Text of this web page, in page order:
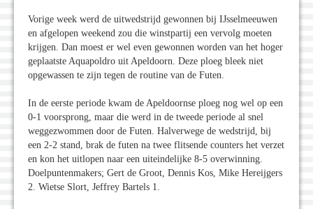
Vorige week werd de uitwedstrijd gewonnen bij IJsselmeeuwen
en afgelopen weekend zou die winstpartij een vervolg moeten
krijgen. Dan moest er wel even gewonnen worden van het hoger
geplaatste Aquapoldro uit Apeldoorn. Deze ploeg bleek niet
opgewassen te zijn tegen de routine van de Futen.
In de eerste periode kwam de Apeldoornse ploeg nog wel op een
0-1 voorsprong, maar die werd in de tweede periode al snel
weggezwommen door de Futen. Halverwege de wedstrijd, bij
een 2-2 stand, brak de futen na twee flitsende counters het verzet
en kon het uitlopen naar een uiteindelijke 8-5 overwinning.
Doelpuntenmakers; Gert de Groot, Dennis Kos, Mike Hereijgers
2. Wietse Slort, Jeffrey Bartels 1.